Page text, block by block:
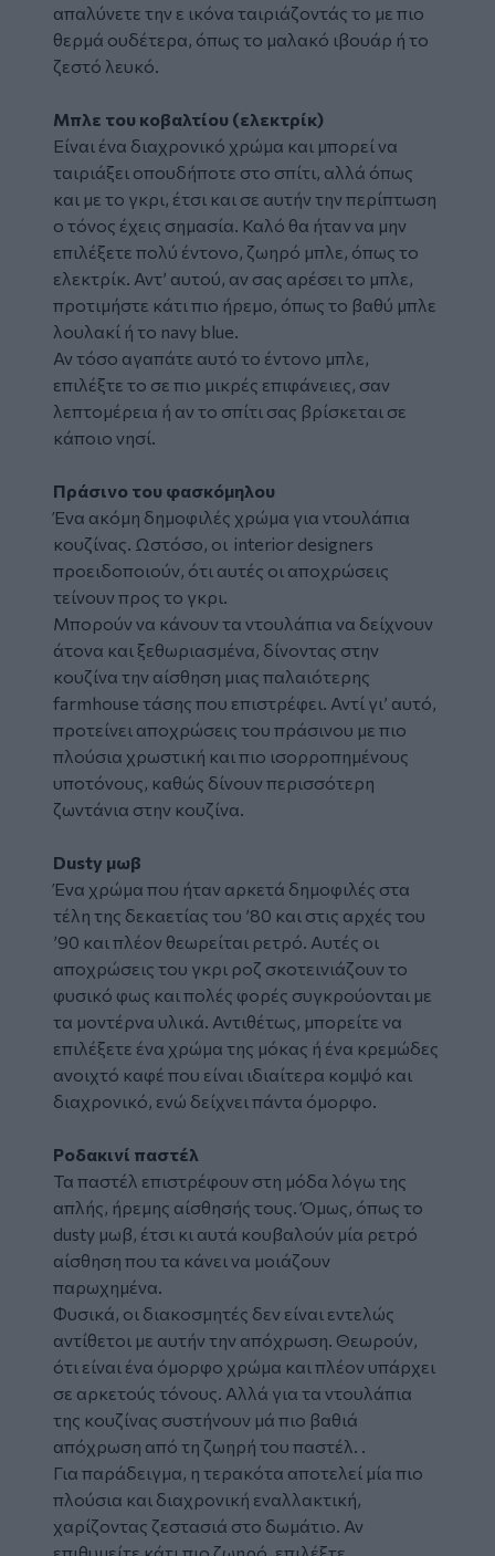
απαλύνετε την ε ικόνα ταιριάζοντάς το με πιο
θερμά ουδέτερα, όπως το μαλακό ιβουάρ ή το
ζεστό λευκό.
Μπλε του κοβαλτίου (ελεκτρίκ)
Είναι ένα διαχρονικό χρώμα και μπορεί να
ταιριάξει οπουδήποτε στο σπίτι, αλλά όπως
και με το γκρι, έτσι και σε αυτήν την περίπτωση
ο τόνος έχεις σημασία. Καλό θα ήταν να μην
επιλέξετε πολύ έντονο, ζωηρό μπλε, όπως το
ελεκτρίκ. Αντ’ αυτού, αν σας αρέσει το μπλε,
προτιμήστε κάτι πιο ήρεμο, όπως το βαθύ μπλε
λουλακί ή το navy blue.
Αν τόσο αγαπάτε αυτό το έντονο μπλε,
επιλέξτε το σε πιο μικρές επιφάνειες, σαν
λεπτομέρεια ή αν το σπίτι σας βρίσκεται σε
κάποιο νησί.
Πράσινο του φασκόμηλου
Ένα ακόμη δημοφιλές χρώμα για ντουλάπια
κουζίνας. Ωστόσο, οι interior designers
προειδοποιούν, ότι αυτές οι αποχρώσεις
τείνουν προς το γκρι.
Μπορούν να κάνουν τα ντουλάπια να δείχνουν
άτονα και ξεθωριασμένα, δίνοντας στην
κουζίνα την αίσθηση μιας παλαιότερης
farmhouse τάσης που επιστρέφει. Αντί γι’ αυτό,
προτείνει αποχρώσεις του πράσινου με πιο
πλούσια χρωστική και πιο ισορροπημένους
υποτόνους, καθώς δίνουν περισσότερη
ζωντάνια στην κουζίνα.
Dusty μωβ
Ένα χρώμα που ήταν αρκετά δημοφιλές στα
τέλη της δεκαετίας του ’80 και στις αρχές του
’90 και πλέον θεωρείται ρετρό. Αυτές οι
αποχρώσεις του γκρι ροζ σκοτεινιάζουν το
φυσικό φως και πολές φορές συγκρούονται με
τα μοντέρνα υλικά. Αντιθέτως, μπορείτε να
επιλέξετε ένα χρώμα της μόκας ή ένα κρεμώδες
ανοιχτό καφέ που είναι ιδιαίτερα κομψό και
διαχρονικό, ενώ δείχνει πάντα όμορφο.
Ροδακινί παστέλ
Τα παστέλ επιστρέφουν στη μόδα λόγω της
απλής, ήρεμης αίσθησής τους. Όμως, όπως το
dusty μωβ, έτσι κι αυτά κουβαλούν μία ρετρό
αίσθηση που τα κάνει να μοιάζουν
παρωχημένα.
Φυσικά, οι διακοσμητές δεν είναι εντελώς
αντίθετοι με αυτήν την απόχρωση. Θεωρούν,
ότι είναι ένα όμορφο χρώμα και πλέον υπάρχει
σε αρκετούς τόνους. Αλλά για τα ντουλάπια
της κουζίνας συστήνουν μά πιο βαθιά
απόχρωση από τη ζωηρή του παστέλ. .
Για παράδειγμα, η τερακότα αποτελεί μία πιο
πλούσια και διαχρονική εναλλακτική,
χαρίζοντας ζεστασιά στο δωμάτιο. Αν